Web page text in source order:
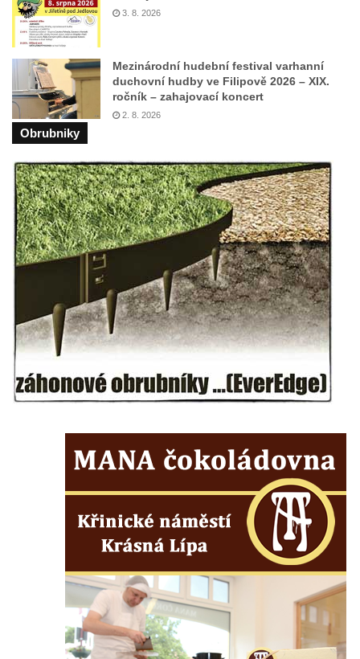
Pavla v Jeníkově
Kříž na návsi v Jeníkově
Kříž na křižovatce v Teplické ulici v Lahošti
Kříž U Pěti lip na pastvině severovýchodně
od Mikulášovic
Kříž na rozcestí u domu čp. 123 v
Mikulášovicích
Wäberův kříž v zahradě domu čp. 184 v
Mikulášovicích
Kříž na louce v horních Mikulášovicích
Posteltův kříž naproti domu ev.č. 29 v
Mikulášovicích
Kříž Neubaukreuz u domu čp. 698 v
Mikulášovicích
Kříž manželů Endlerových u továrního
Kříž u silnice východně od Mikulášovic
Horním Podluží
Kříž u domu čp. 1016 v Mikulášovicích
Herltův kříž u Mikova v Mikulášovicích
Kříž u Borských u domu čp. 859 v
Kříž Ließnerových naproti Mikovu v
Mikulášovicích
Kříž u Mikulášovického potoka poblíž
Mikovu v Mikulášovicích
3. 8. 2026
Mezinárodní hudební festival varhanní
duchovní hudby ve Filipově 2026 – XIX.
ročník – zahajovací koncert
2. 8. 2026
Obrubniky